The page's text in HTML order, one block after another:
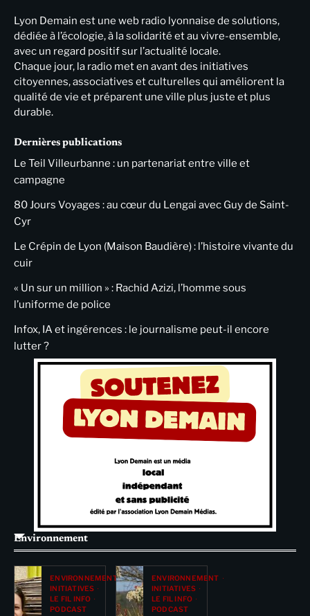
Lyon Demain est une web radio lyonnaise de solutions,
dédiée à l’écologie, à la solidarité et au vivre-ensemble,
avec un regard positif sur l’actualité locale.
Chaque jour, la radio met en avant des initiatives
citoyennes, associatives et culturelles qui améliorent la
qualité de vie et préparent une ville plus juste et plus
durable.
Dernières publications
Le Teil Villeurbanne : un partenariat entre ville et
campagne
80 Jours Voyages : au cœur du Lengai avec Guy de Saint-
Cyr
Le Crépin de Lyon (Maison Baudière) : l’histoire vivante du
cuir
« Un sur un million » : Rachid Azizi, l’homme sous
l’uniforme de police
Infox, IA et ingérences : le journalisme peut-il encore
lutter ?
Environnement
ENVIRONNEMENT
INITIATIVES
LE FIL INFO
PODCAST
ENVIRONNEMENT
INITIATIVES
LE FIL INFO
PODCAST